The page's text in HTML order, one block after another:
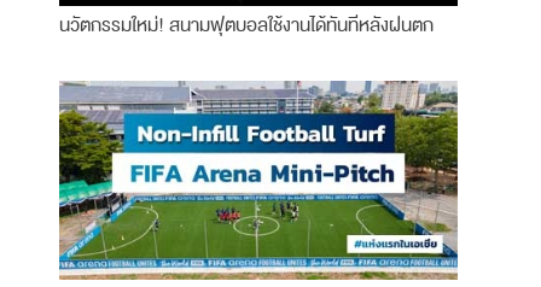
นวัตกรรมใหม่! สนามฟุตบอลใช้งานได้ทันทีหลังฝนตก